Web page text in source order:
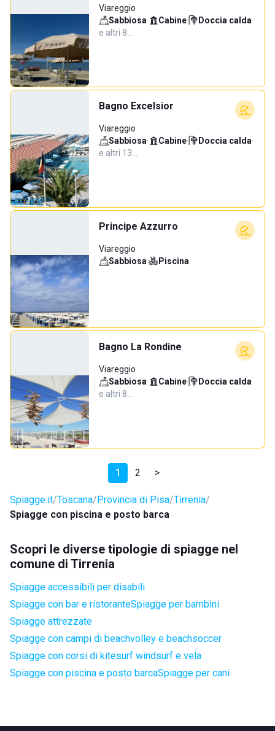
Viareggio
Sabbiosa· Cabine· Doccia calda·
e altri 8…
Bagno Excelsior
Viareggio
Sabbiosa· Cabine· Doccia calda·
e altri 13…
Principe Azzurro
Viareggio
Sabbiosa· Piscina
Bagno La Rondine
Viareggio
Sabbiosa· Cabine· Doccia calda·
e altri 8…
1 2 >
Spiagge.it Toscana Provincia di Pisa Tirrenia
Spiagge con piscina e posto barca
Scopri le diverse tipologie di spiagge nel
comune di Tirrenia
Spiagge accessibili per disabili
Spiagge con bar e ristoranteSpiagge per bambini
Spiagge attrezzate
Spiagge con campi di beachvolley e beachsoccer
Spiagge con corsi di kitesurf windsurf e vela
Spiagge con piscina e posto barcaSpiagge per cani